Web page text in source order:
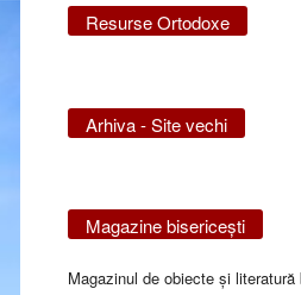
Resurse Ortodoxe
Arhiva - Site vechi
Magazine bisericeşti
Magazinul de obiecte şi